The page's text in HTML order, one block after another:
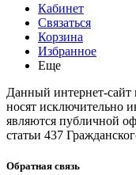
Кабинет
Связаться
Корзина
Избранное
Еще
Данный интернет-
носят исключительно
являются публичной
статьи 437
Обратная связь